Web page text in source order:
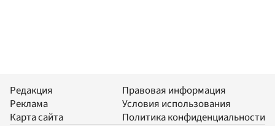
Редакция
Реклама
Карта сайта
Правовая информация
Условия использования
Политика конфиденциальности